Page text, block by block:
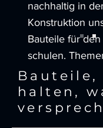
nachhaltig in
Konstruktion
Bauteile für
schulen.
Reverse
vermittelte er
immer
Bauteile,
halten,